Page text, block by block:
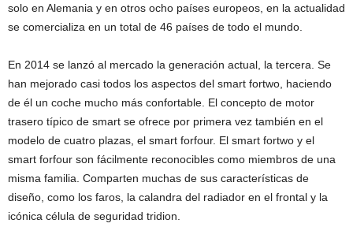
solo en Alemania y en otros ocho países europeos, en la actualidad
se comercializa en un total de 46 países de todo el mundo.
En 2014 se lanzó al mercado la generación actual, la tercera. Se
han mejorado casi todos los aspectos del smart fortwo, haciendo
de él un coche mucho más confortable. El concepto de motor
trasero típico de smart se ofrece por primera vez también en el
modelo de cuatro plazas, el smart forfour. El smart fortwo y el
smart forfour son fácilmente reconocibles como miembros de una
misma familia. Comparten muchas de sus características de
diseño, como los faros, la calandra del radiador en el frontal y la
icónica célula de seguridad tridion.